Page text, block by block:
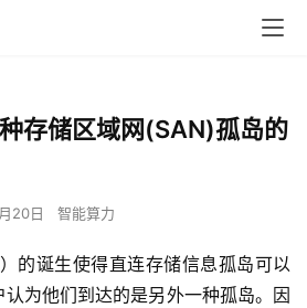
存储区域网(SAN)孤岛的
20日 智能算力
的诞生使得直连存储信息孤岛可以
为他们到达的是另外一种孤岛。因